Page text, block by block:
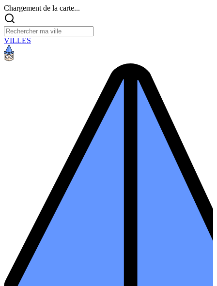
Chargement de la carte...
VILLES